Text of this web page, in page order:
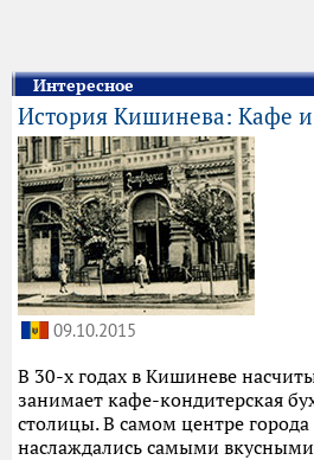
Интересное
История Кишинева: Кафе и
09.10.2015
В 30-х годах в Кишиневе
занимает кафе-кондитерская
столицы. В самом центре
наслаждались самыми